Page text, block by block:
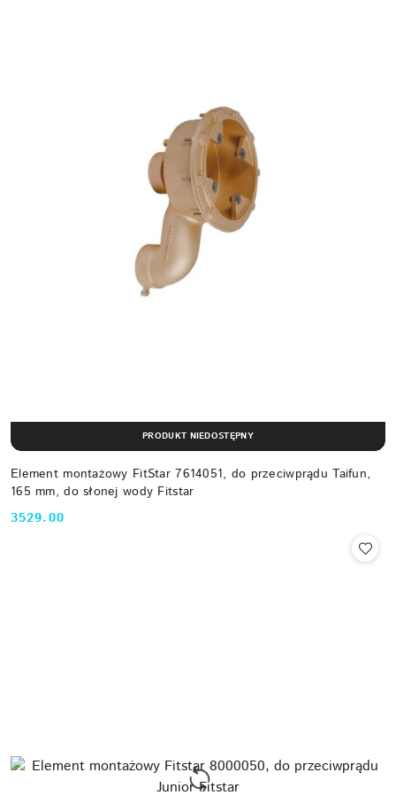
Element montażowy FitStar 7614051, do przeciwprądu Taifun,
165 mm, do słonej wody Fitstar
Cena:
3529.00
PRODUKT NIEDOSTĘPNY